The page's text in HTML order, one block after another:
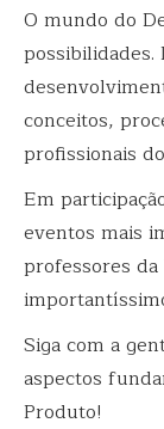
O mundo do
possibilidades.
conceitos,
profissionais
Em
eventos mais
professores
Siga com a
aspectos
Produto!